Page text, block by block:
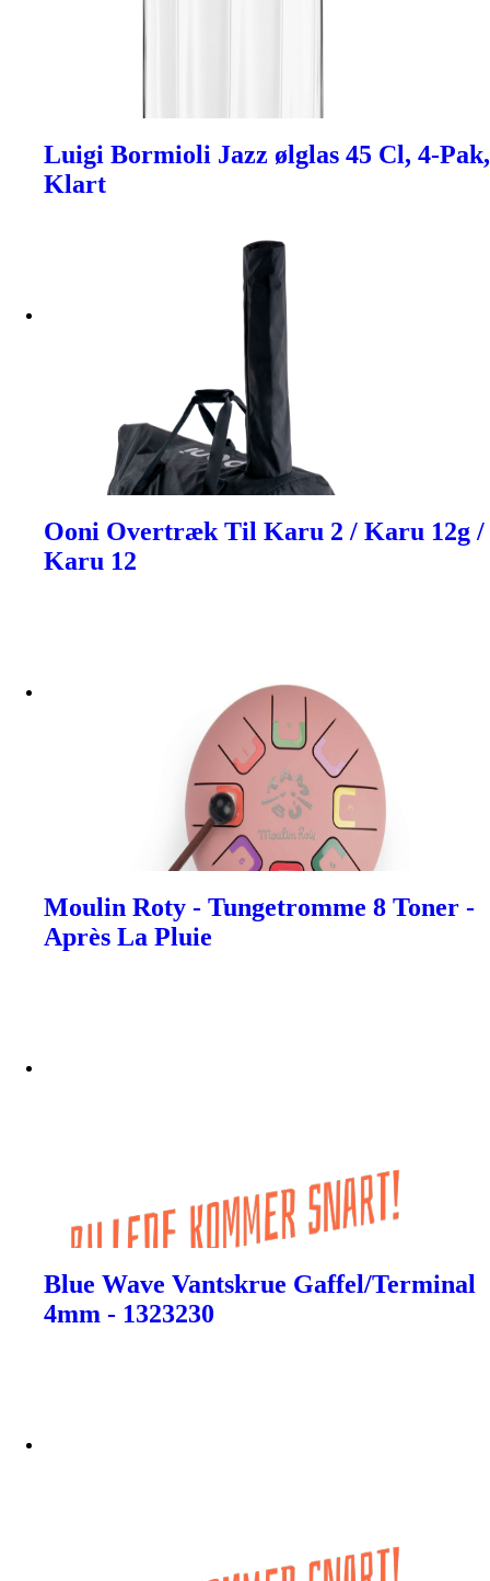
Luigi Bormioli Jazz ølglas 45 Cl, 4-Pak,
Klart
Ooni Overtræk Til Karu 2 / Karu 12g /
Karu 12
Moulin Roty - Tungetromme 8 Toner -
Après La Pluie
Blue Wave Vantskrue Gaffel/Terminal
4mm - 1323230